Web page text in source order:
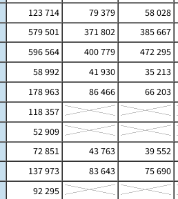
123 714 79 379 58 028
579 501 371 802 385 667
596 564 400 779 472 295
58 992 41 930 35 213
178 963 86 466 66 203
118 357
52 909
72 851 43 763 39 552
137 973 83 643 75 690
92 295